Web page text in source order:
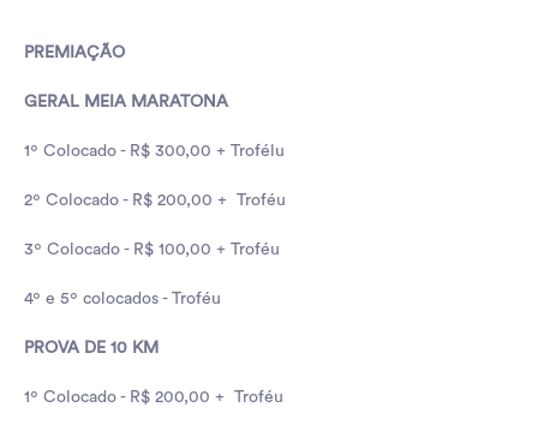
PREMIAÇÃO
GERAL MEIA MARATONA
1º Colocado - R$ 300,00 + Trofélu
2º Colocado - R$ 200,00 + Troféu
3º Colocado - R$ 100,00 + Troféu
4º e 5º colocados - Troféu
PROVA DE 10 KM
1º Colocado - R$ 200,00 + Troféu